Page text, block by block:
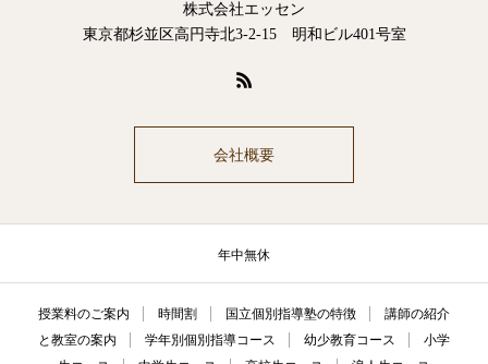
株式会社エッセン
東京都杉並区高円寺北3-2-15 明和ビル401号室
会社概要
年中無休
授業料のご案内 時間割 国立個別指導塾の特徴
講師の紹介
と教室の案内
学年別個別指導コース 幼少教育コース
小学